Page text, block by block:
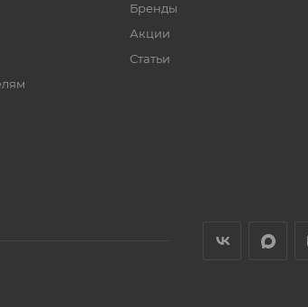
Бренды
Акции
Статьи